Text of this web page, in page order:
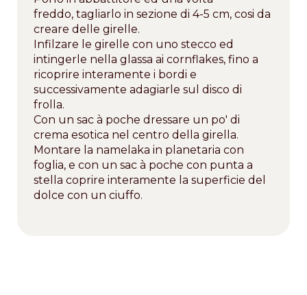
freddo, tagliarlo in sezione di 4-5 cm, cosi da
creare delle girelle.
Infilzare le girelle con uno stecco ed
intingerle nella glassa ai cornflakes, fino a
ricoprire interamente i bordi e
successivamente adagiarle sul disco di
frolla.
Con un sac à poche dressare un po' di
crema esotica nel centro della girella.
Montare la namelaka in planetaria con
foglia, e con un sac à poche con punta a
stella coprire interamente la superficie del
dolce con un ciuffo.